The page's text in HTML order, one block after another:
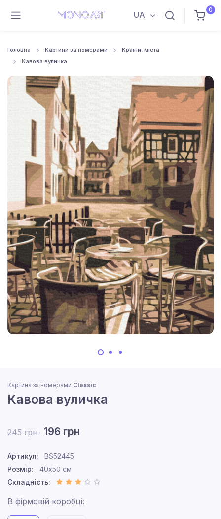
UA
0
Головна Картини за номерами
Країни, міста
Кавова вуличка
Картина за номерами Classic
Кавова вуличка
245 грн 196 грн
Артикул:
BS52445
Розмір:
40x50 см
Складність:
В фірмовій коробці: